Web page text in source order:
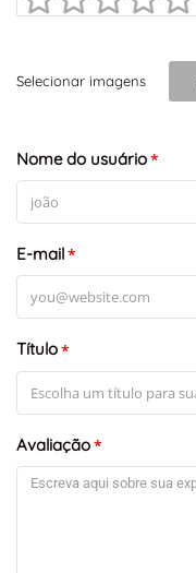
Selecionar imagens
Nome do usuário*
E-mail*
Título*
Avaliação*